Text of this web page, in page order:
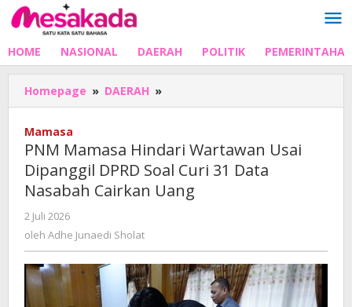
Lewati
ke
HOME NASIONAL DAERAH POLITIK
Homepage » DAERAH »
Mamasa
Usai
Dipanggil
DPRD
Data
Nasabah
Cairkan
Mamasa
PNM Mamasa Hindari Wartawan Usai
Dipanggil DPRD Soal Curi 31 Data
Nasabah Cairkan Uang
2 Juli 2026
Adhe
Junaedi
oleh Adhe Junaedi Sholat